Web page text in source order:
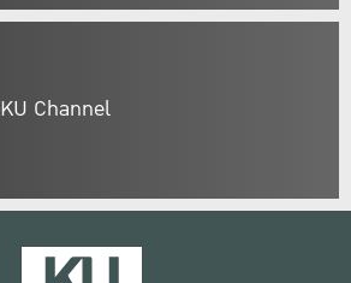
KU Channel